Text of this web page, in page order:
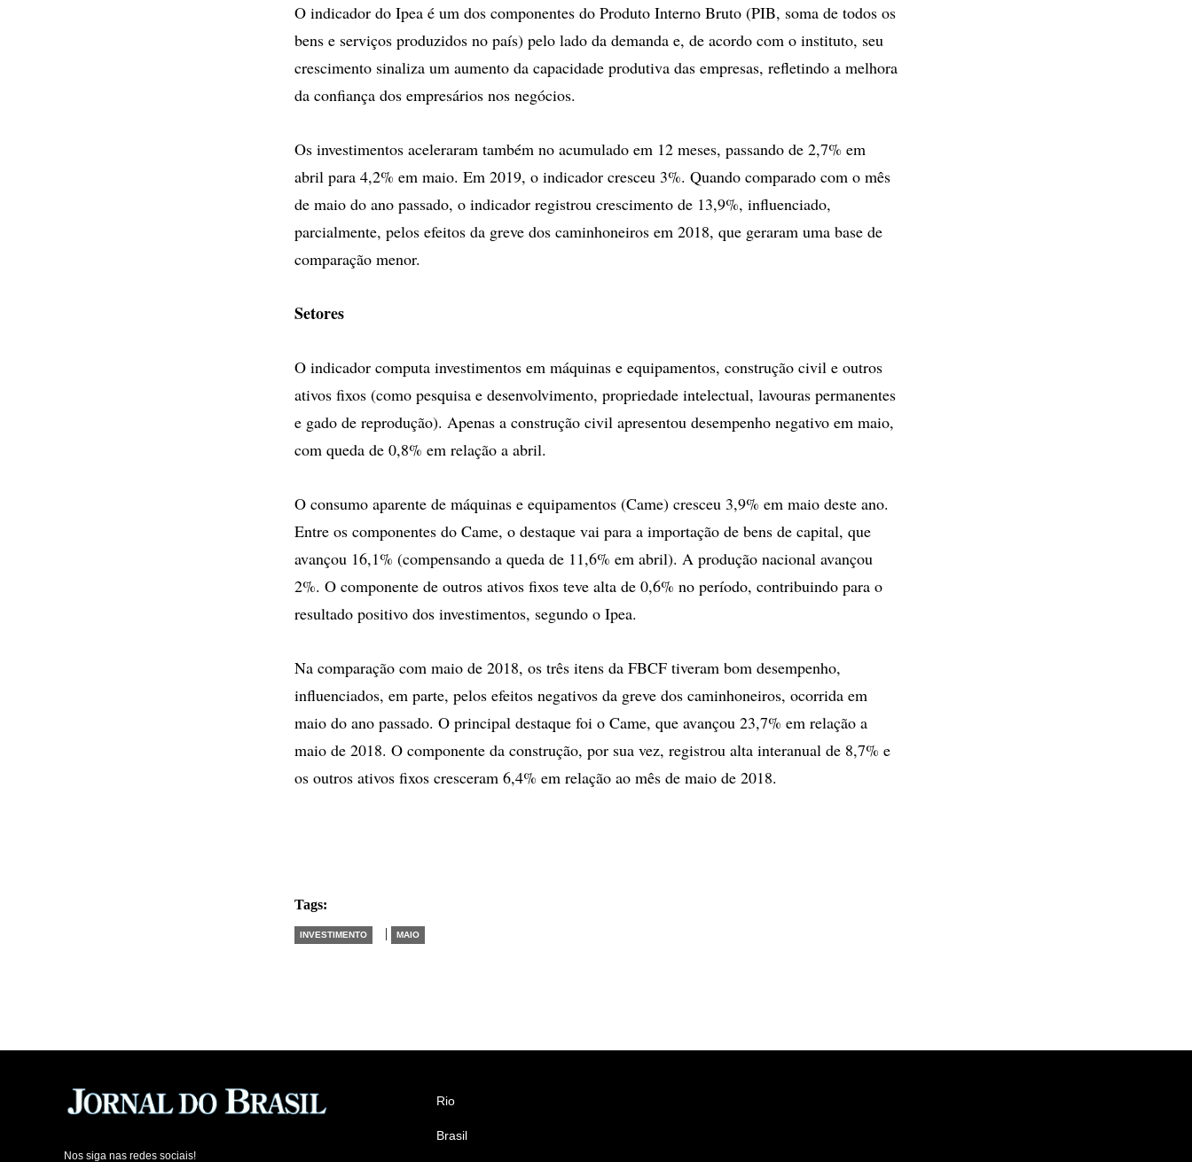
O indicador do Ipea é um dos componentes do Produto Interno Bruto (PIB, soma de todos os
bens e serviços produzidos no país) pelo lado da demanda e, de acordo com o instituto, seu
crescimento sinaliza um aumento da capacidade produtiva das empresas, refletindo a melhora
da confiança dos empresários nos negócios.
Os investimentos aceleraram também no acumulado em 12 meses, passando de 2,7% em
abril para 4,2% em maio. Em 2019, o indicador cresceu 3%. Quando comparado com o mês
de maio do ano passado, o indicador registrou crescimento de 13,9%, influenciado,
parcialmente, pelos efeitos da greve dos caminhoneiros em 2018, que geraram uma base de
comparação menor.
Setores
O indicador computa investimentos em máquinas e equipamentos, construção civil e outros
ativos fixos (como pesquisa e desenvolvimento, propriedade intelectual, lavouras permanentes
e gado de reprodução). Apenas a construção civil apresentou desempenho negativo em maio,
com queda de 0,8% em relação a abril.
O consumo aparente de máquinas e equipamentos (Came) cresceu 3,9% em maio deste ano.
Entre os componentes do Came, o destaque vai para a importação de bens de capital, que
avançou 16,1% (compensando a queda de 11,6% em abril). A produção nacional avançou
2%. O componente de outros ativos fixos teve alta de 0,6% no período, contribuindo para o
resultado positivo dos investimentos, segundo o Ipea.
Na comparação com maio de 2018, os três itens da FBCF tiveram bom desempenho,
influenciados, em parte, pelos efeitos negativos da greve dos caminhoneiros, ocorrida em
maio do ano passado. O principal destaque foi o Came, que avançou 23,7% em relação a
maio de 2018. O componente da construção, por sua vez, registrou alta interanual de 8,7% e
os outros ativos fixos cresceram 6,4% em relação ao mês de maio de 2018.
Tags:
INVESTIMENTO | MAIO
Nos siga nas redes sociais!
Rio
Brasil